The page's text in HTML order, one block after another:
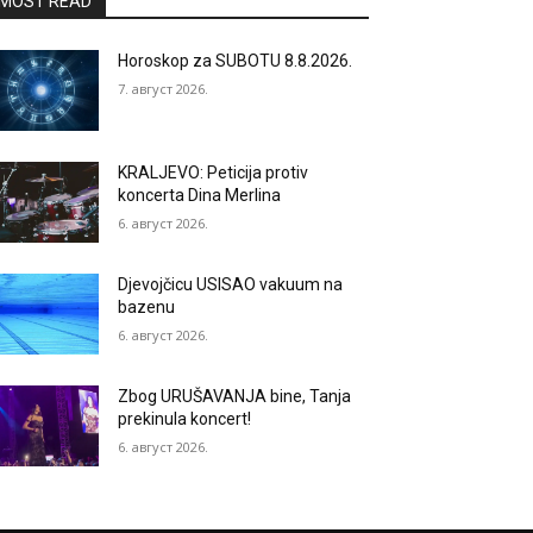
Horoskop za SUBOTU 8.8.2026.
7. август 2026.
KRALJEVO: Peticija protiv
koncerta Dina Merlina
6. август 2026.
Djevojčicu USISAO vakuum na
bazenu
6. август 2026.
Zbog URUŠAVANJA bine, Tanja
prekinula koncert!
6. август 2026.